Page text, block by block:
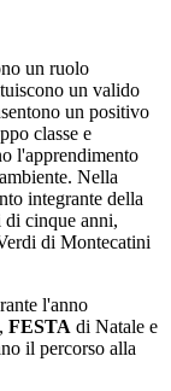
un ruolo
un valido
un positivo
classe e
l'apprendimento
Nella
integrante della
cinque anni,
di Montecatini
l'anno
FESTA di Natale e
il percorso alla